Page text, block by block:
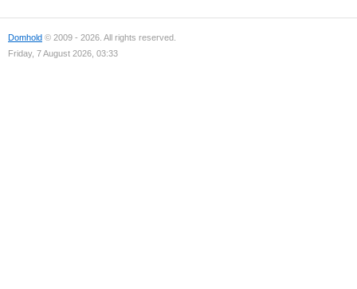
Domhold © 2009 - 2026. All rights reserved.
Friday, 7 August 2026, 03:33